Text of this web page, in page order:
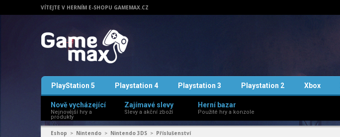
VÍTEJTE V HERNÍM E-SHOPU GAMEMAX.CZ
PlayStation 5 Playstation 4 Playstation 3 Playstation 2 Xbox
Nově vycházející
Nejnovější hry a
produkty
Zajímavé slevy
Slevy a akční zboží
Herní bazar
Použité hry a konzole
Eshop > Nintendo > Nintendo 3DS > Příslušenství